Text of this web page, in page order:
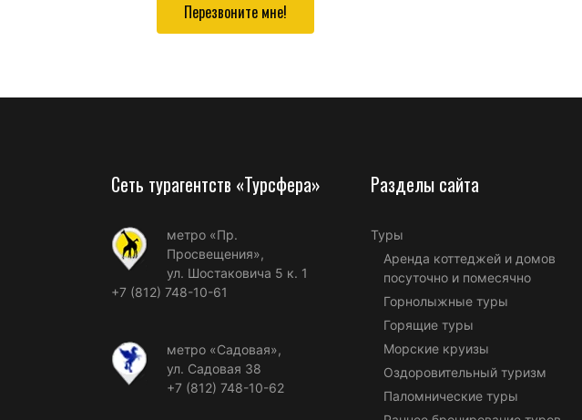
Перезвоните мне!
Сеть турагентств «Турсфера»
метро «Пр.
Просвещения»,
ул. Шостаковича 5 к. 1
+7 (812) 748-10-61
метро «Садовая»,
ул. Садовая 38
+7 (812) 748-10-62
Разделы сайта
Туры
Аренда коттеджей и домов
посуточно и помесячно
Горнолыжные туры
Горящие туры
Морские круизы
Оздоровительный туризм
Паломнические туры